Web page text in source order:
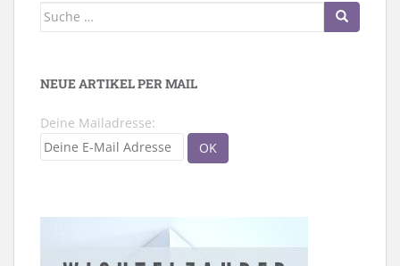
Suche
NEUE ARTIKEL PER MAIL
Deine Mailadresse: